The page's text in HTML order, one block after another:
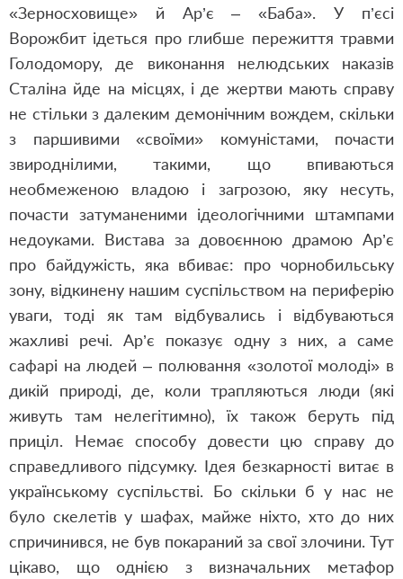
«Зерносховище» й Ар’є – «Баба». У п’єсі
Ворожбит ідеться про глибше пережиття травми
Голодомору, де виконання нелюдських наказів
Сталіна йде на місцях, і де жертви мають справу
не стільки з далеким демонічним вождем, скільки
з паршивими «своїми» комуністами, почасти
звироднілими, такими, що впиваються
необмеженою владою і загрозою, яку несуть,
почасти затуманеними ідеологічними штампами
недоуками. Вистава за довоєнною драмою Ар’є
про байдужість, яка вбиває: про чорнобильську
зону, відкинену нашим суспільством на периферію
уваги, тоді як там відбувались і відбуваються
жахливі речі. Ар’є показує одну з них, а саме
сафарі на людей – полювання «золотої молоді» в
дикій природі, де, коли трапляються люди (які
живуть там нелегітимно), їх також беруть під
приціл. Немає способу довести цю справу до
справедливого підсумку. Ідея безкарності витає в
українському суспільстві. Бо скільки б у нас не
було скелетів у шафах, майже ніхто, хто до них
спричинився, не був покараний за свої злочини. Тут
цікаво, що однією з визначальних метафор